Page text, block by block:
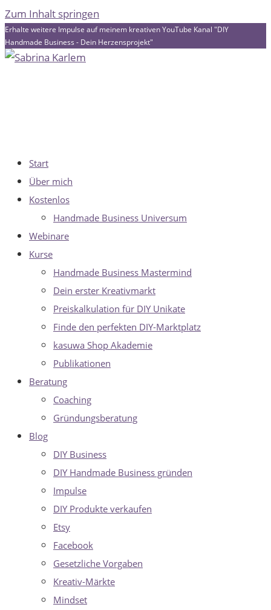
Zum Inhalt springen
Erhalte weitere Impulse auf meinem kreativen YouTube Kanal "DIY
Handmade Business - Dein Herzensprojekt"
Start
Über mich
Kostenlos
Handmade Business Universum
Webinare
Kurse
Handmade Business Mastermind
Dein erster Kreativmarkt
Preiskalkulation für DIY Unikate
Finde den perfekten DIY-Marktplatz
kasuwa Shop Akademie
Publikationen
Beratung
Coaching
Gründungsberatung
Blog
DIY Business
DIY Handmade Business gründen
Impulse
DIY Produkte verkaufen
Etsy
Facebook
Gesetzliche Vorgaben
Kreativ-Märkte
Mindset